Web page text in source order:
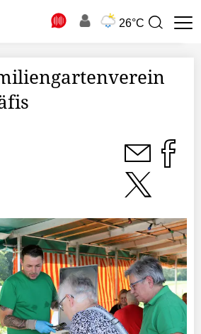
26°C
Suchbegriff